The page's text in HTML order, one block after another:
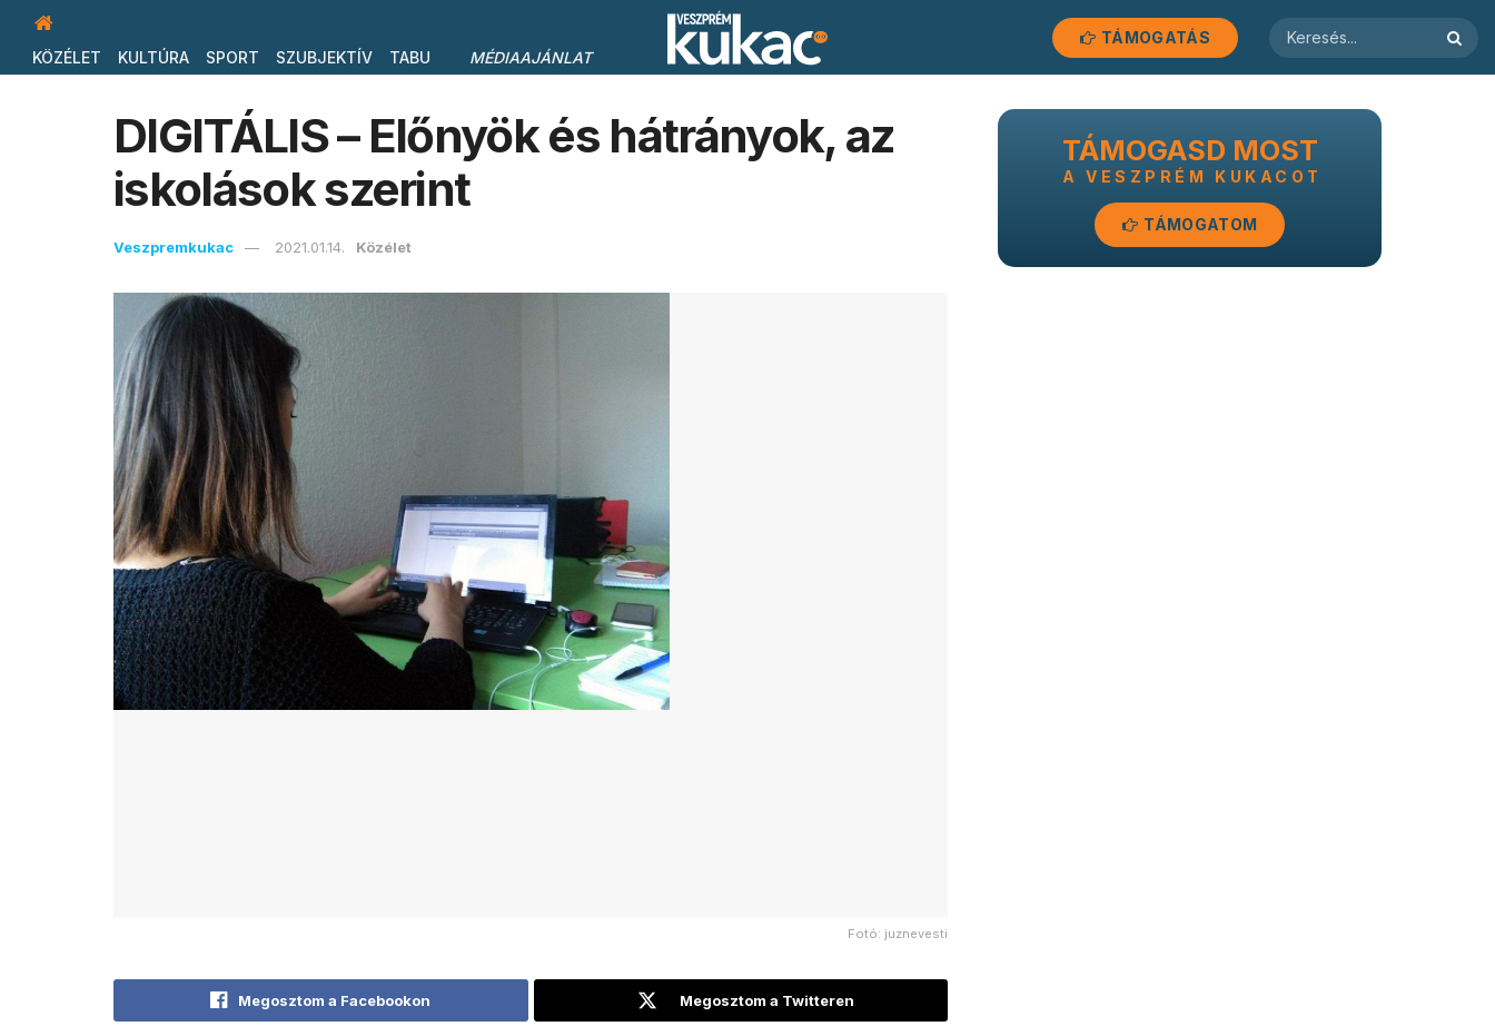
KÖZÉLET KULTÚRA SPORT SZUBJEKTÍV TABU MÉDIAAJÁNLAT
TÁMOGATÁS
DIGITÁLIS – Előnyök és hátrányok, az
iskolások szerint
Veszpremkukac 2021.01.14. Közélet
Fotó: juznevesti
Megosztom a Facebookon Megosztom a Twitteren
TÁMOGASD MOST
A VESZPRÉM KUKACOT
TÁMOGATOM